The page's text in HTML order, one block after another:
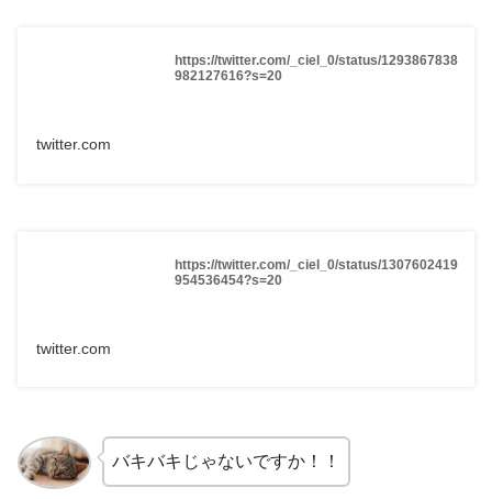
https://twitter.com/_ciel_0/status/1293867838
982127616?s=20
twitter.com
https://twitter.com/_ciel_0/status/1307602419
954536454?s=20
twitter.com
バキバキじゃないですか！！